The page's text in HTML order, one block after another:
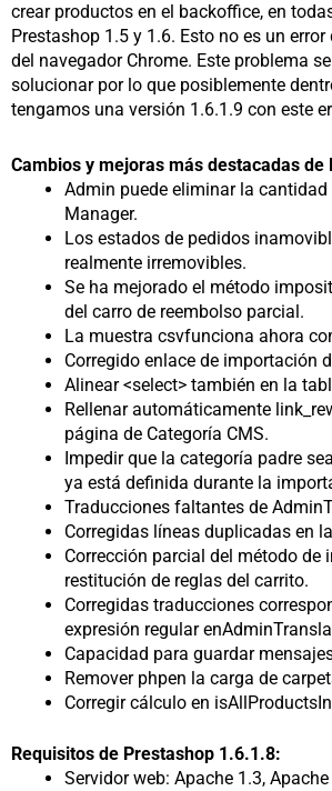
crear productos en el backoffice, en
Prestashop 1.5 y 1.6. Esto no es un
del navegador Chrome. Este problema
solucionar por lo que posiblemente
tengamos una versión 1.6.1.9 con este
Cambios y mejoras más destacadas de
Admin puede eliminar la
Manager.
Los estados de pedidos
realmente irremovibles.
Se ha mejorado el método
del carro de reembolso parcial.
La muestra csvfunciona ahora
Corregido enlace de importación
Alinear <select> también en la
Rellenar automáticamente
página de Categoría CMS.
Impedir que la categoría padre
ya está definida durante la
Traducciones faltantes de
Corregidas líneas duplicadas en
Corrección parcial del método de
restitución de reglas del carrito.
Corregidas traducciones
expresión regular
Capacidad para guardar
Remover phpen la carga de
Corregir cálculo en
Requisitos de Prestashop 1.6.1.8:
Servidor web: Apache 1.3,